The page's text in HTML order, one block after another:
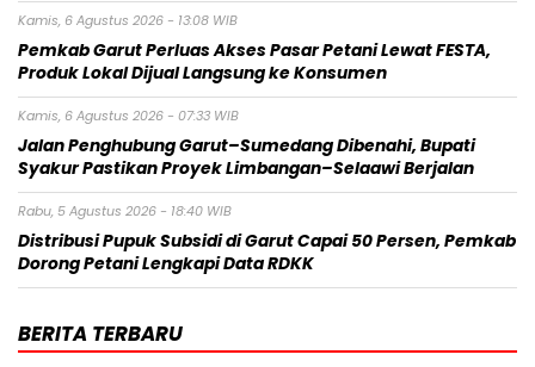
Kamis, 6 Agustus 2026 - 13:08 WIB
Pemkab Garut Perluas Akses Pasar Petani Lewat FESTA,
Produk Lokal Dijual Langsung ke Konsumen
Kamis, 6 Agustus 2026 - 07:33 WIB
Jalan Penghubung Garut–Sumedang Dibenahi, Bupati
Syakur Pastikan Proyek Limbangan–Selaawi Berjalan
Rabu, 5 Agustus 2026 - 18:40 WIB
Distribusi Pupuk Subsidi di Garut Capai 50 Persen, Pemkab
Dorong Petani Lengkapi Data RDKK
BERITA TERBARU